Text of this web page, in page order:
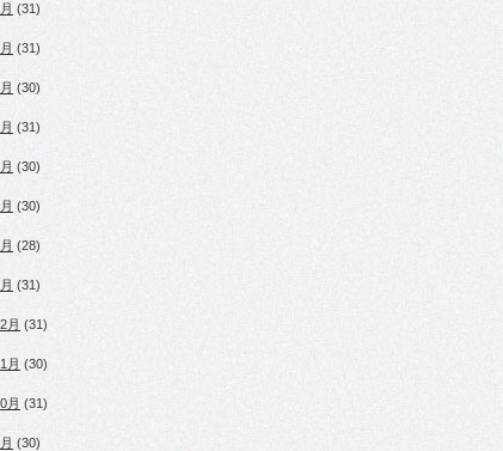
(31)
(31)
(30)
(31)
(30)
(30)
(28)
(31)
月 (31)
月 (30)
月 (31)
(30)